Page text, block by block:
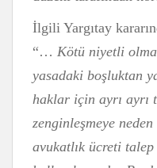
İlgili Yargıtay
“… Kötü niyetli
yasadaki boşluktan
haklar için ayrı ayrı
zenginleşmeye
avukatlık ücreti